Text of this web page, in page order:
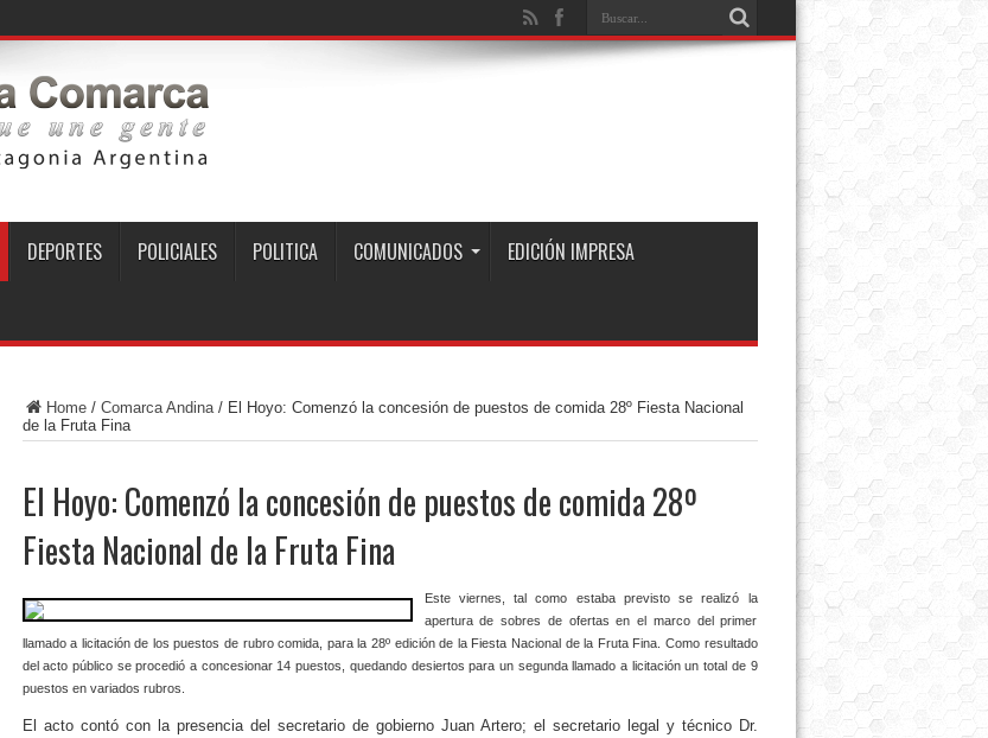
DEPORTES POLICIALES POLITICA COMUNICADOS EDICIÓN IMPRESA
Home/ Comarca Andina/ El Hoyo: Comenzó la concesión de puestos de comida 28º Fiesta Nacional
de la Fruta Fina
El Hoyo: Comenzó la concesión de puestos de comida 28º
Fiesta Nacional de la Fruta Fina
Este viernes, tal como estaba previsto se realizó la
apertura de sobres de ofertas en el marco del primer
llamado a licitación de los puestos de rubro comida, para la 28º edición de la Fiesta Nacional de la Fruta Fina. Como resultado
del acto público se procedió a concesionar 14 puestos, quedando desiertos para un segunda llamado a licitación un total de 9
puestos en variados rubros.
El acto contó con la presencia del secretario de gobierno Juan Artero; el secretario legal y técnico Dr.